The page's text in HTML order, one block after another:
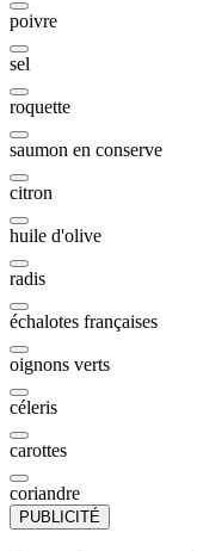
poivre
sel
roquette
saumon en conserve
citron
huile d'olive
radis
échalotes françaises
oignons verts
céleris
carottes
coriandre
PUBLICITÉ